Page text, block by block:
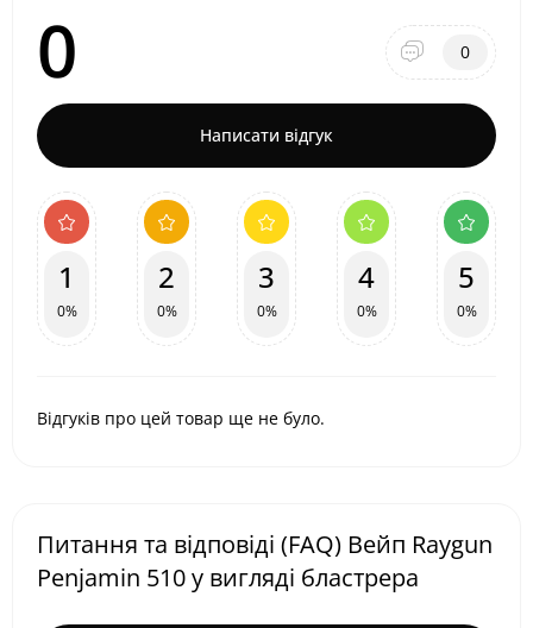
0 0
Написати відгук
1
0%
2
0%
3
0%
4
0%
5
0%
Відгуків про цей товар ще не було.
Питання та відповіді (FAQ) Вейп Raygun
Penjamin 510 у вигляді бластрера